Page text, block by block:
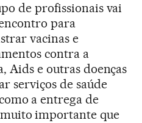
de profissionais vai
para
vacinas e
contra a
Aids e outras doenças
serviços de saúde
a entrega de
importante que